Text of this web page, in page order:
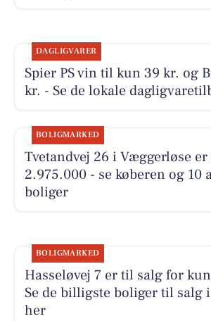
DAGLIGVARER
Spier PS vin til kun 39 kr. og
kr. - Se de lokale
BOLIGMARKED
Tvetandvej 26 i Væggerløse
2.975.000 - se køberen og 10
boliger
BOLIGMARKED
Hasseløvej 7 er til salg for
Se de billigste boliger til salg
her